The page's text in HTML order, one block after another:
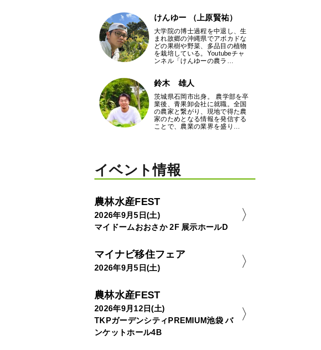
けんゆー （上原賢祐）
大学院の博士過程を中退し、生
まれ故郷の沖縄県でアボカドな
どの果樹や野菜、多品目の植物
を栽培している。Youtubeチャ
ンネル「けんゆーの農ラ…
鈴木 雄人
茨城県石岡市出身。 農学部を卒
業後、青果卸会社に就職。全国
の農家と繋がり、現地で得た農
家のためとなる情報を発信する
ことで、農業の業界を盛り…
イベント情報
農林水産FEST
2026年9月5日(土)
マイドームおおさか 2F 展示ホールD
マイナビ移住フェア
2026年9月5日(土)
農林水産FEST
2026年9月12日(土)
TKPガーデンシティPREMIUM池袋 バ
ンケットホール4B